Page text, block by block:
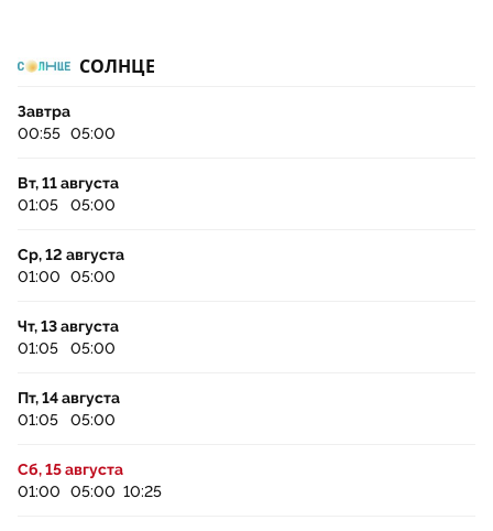
СОЛНЦЕ
Завтра
00:55 05:00
Вт, 11 августа
01:05
05:00
Ср, 12 августа
01:00
05:00
Чт, 13 августа
01:05
05:00
Пт, 14 августа
01:05
05:00
Сб, 15 августа
01:00
05:00 10:25